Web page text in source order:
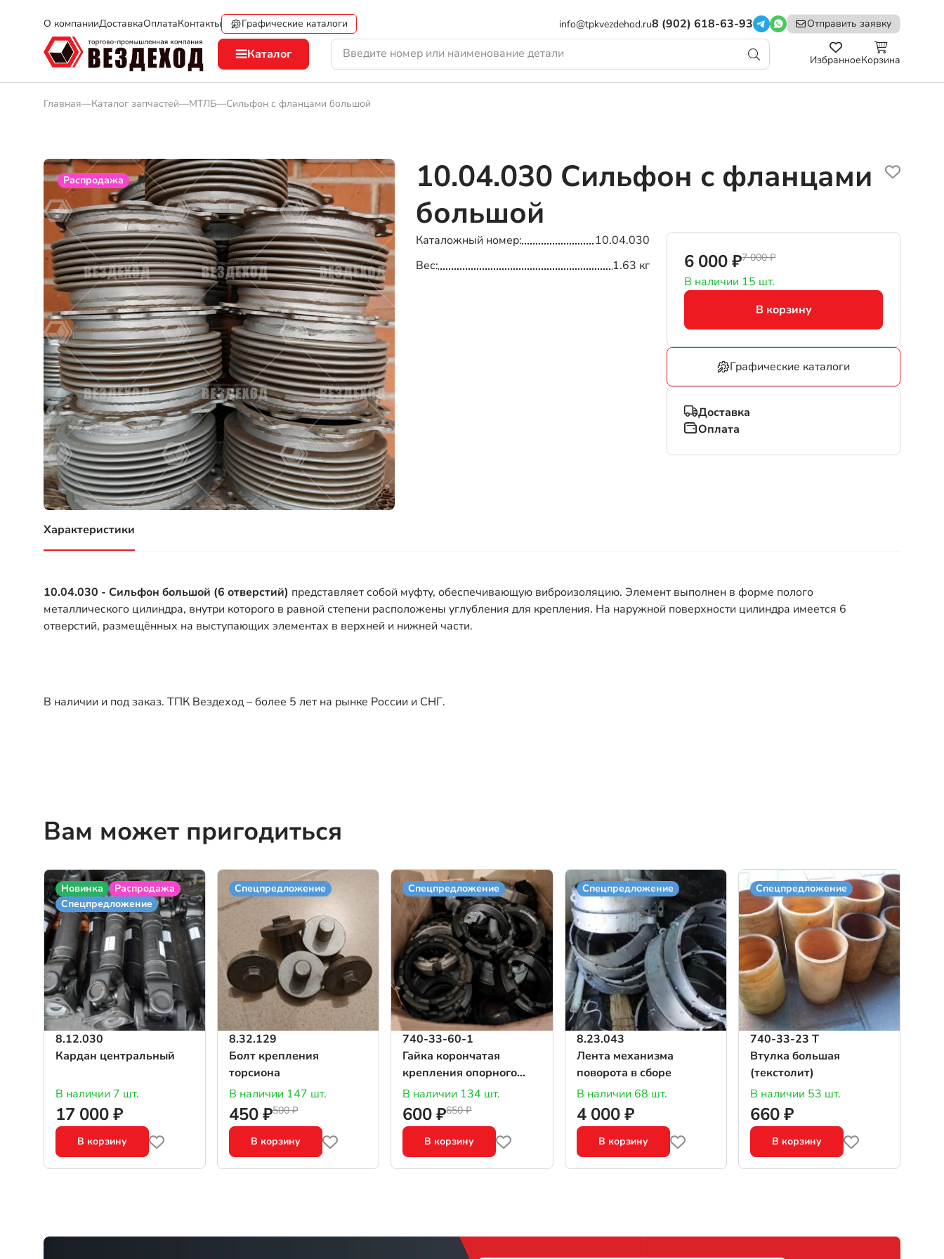
О компанииДоставкаОплатаКонтакты Графические каталоги info@tpkvezdehod.ru8 (902) 618-63-93 Отправить заявку
Каталог ИзбранноеКорзина
Главная—Каталог запчастей—МТЛБ—Сильфон с фланцами большой
Распродажа 10.04.030 Сильфон с фланцами
большой
Каталожный номер
10.04.030
Вес
1.63 кг 6 000 ₽7 000 ₽
В наличии 15 шт.
В корзину
Графические каталоги
Доставка
Оплата
Характеристики
(активная вкладка)
10.04.030 - Сильфон большой (6 отверстий) представляет собой муфту, обеспечивающую виброизоляцию. Элемент выполнен в форме полого
металлического цилиндра, внутри которого в равной степени расположены углубления для крепления. На наружной поверхности цилиндра имеется 6
отверстий, размещённых на выступающих элементах в верхней и нижней части.
В наличии и под заказ. ТПК Вездеход – более 5 лет на рынке России и СНГ.
Вам может пригодиться
Новинка
Распродажа
Спецпредложение
8.12.030
Кардан центральный
В наличии 7 шт.
17 000 ₽
В корзину
Спецпредложение
8.32.129
Болт крепления
торсиона
В наличии 147 шт.
500 ₽
450 ₽
В корзину
Спецпредложение
740-33-60-1
Гайка корончатая
крепления опорного
катка
В наличии 134 шт.
650 ₽
600 ₽
В корзину
Спецпредложение
8.23.043
Лента механизма
поворота в сборе
В наличии 68 шт.
4 000 ₽
В корзину
Спецпредложение
740-33-23 Т
Втулка большая
(текстолит)
В наличии 53 шт.
660 ₽
В корзину